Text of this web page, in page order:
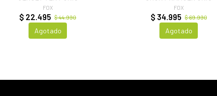
FOX
$ 44.990
$ 22.495
Agotado
FOX
$ 69.990
$ 34.995
Agotado